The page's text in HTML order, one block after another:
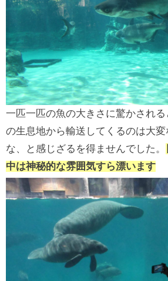
一匹一匹の魚の大きさに驚かされ
の生息地から輸送してくるのは大変
な、と感じざるを得ませんでした。
中は神秘的な雰囲気すら漂います